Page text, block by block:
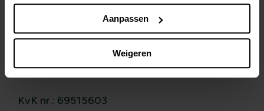
Aanpassen
Weigeren
Organisatiegegevens
Doctor Kuyperstraat 10
2514 BB Den Haag
KvK nr.: 69515603